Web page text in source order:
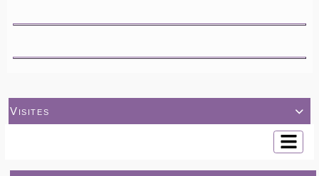

Visites